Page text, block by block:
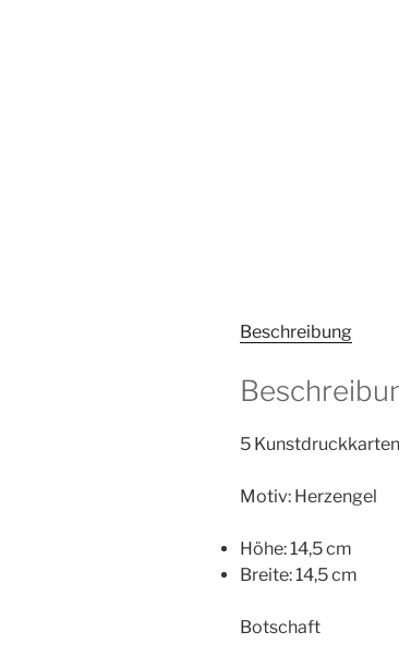
Beschreibung
5 Kunstdruckkarten
Motiv: Herzengel
Höhe: 14,5 cm
Breite: 14,5 cm
Botschaft